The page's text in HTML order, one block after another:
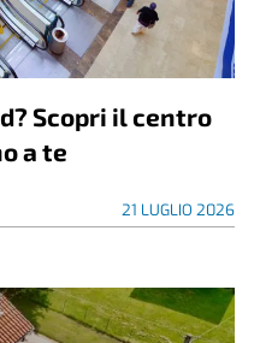
Scopri il centro
a te
21 LUGLIO 2026